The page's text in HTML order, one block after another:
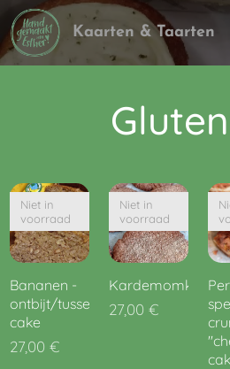
Kaarten & Taarten
Bananen -
ontbijt/tussendoortje-
cake
Niet in
voorraad
27,00 €
Niet in
voorraad
27,00 €